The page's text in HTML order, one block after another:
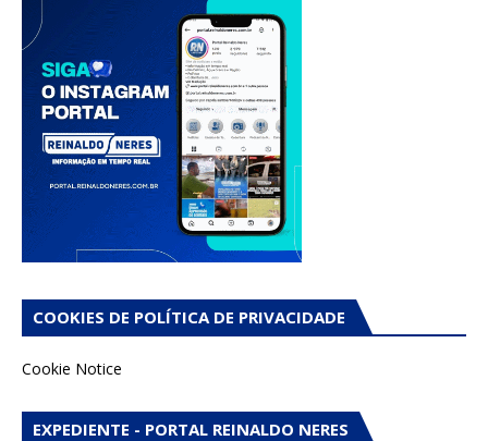
COOKIES DE POLÍTICA DE PRIVACIDADE
Cookie Notice
EXPEDIENTE - PORTAL REINALDO NERES